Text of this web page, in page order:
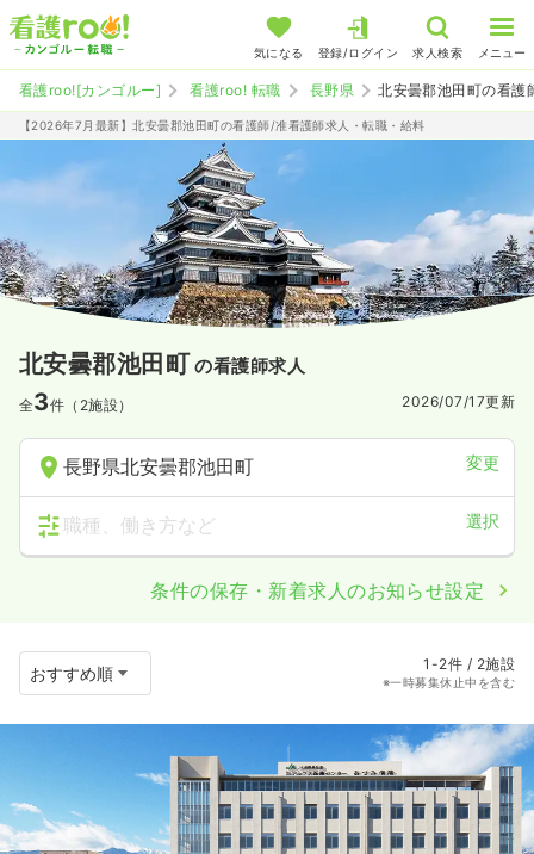
気になる 登録/ログイン 求人検索 メニュー
看護roo![カンゴルー] 看護roo! 転職 長野県 北安曇郡池田町の看護
【2026年7月最新】北安曇郡池田町の看護師/准看護師求人・転職・給料
北安曇郡池田町 の看護師求人
全3件（2施設） 2026/07/17更新
長野県北安曇郡池田町 変更
職種、働き方など 選択
条件の保存・新着求人のお知らせ設定
1-2件 / 2施設
※一時募集休止中を含む